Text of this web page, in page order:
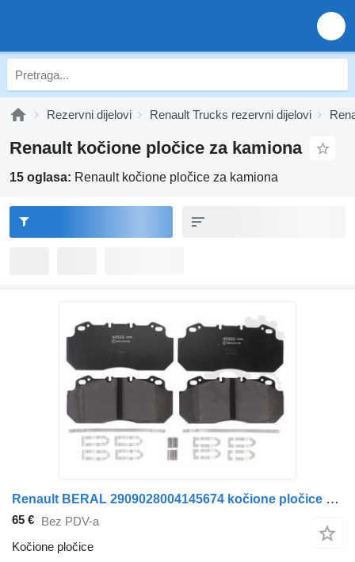
Rezervni dijelovi Renault Trucks rezervni dijelovi
Renault kočione pločice za kamiona
15 oglasa: Renault kočione pločice za kamiona
Renault BERAL 2909028004145674 kočione pločice za Renault AE385/420/520 95- VOLVO B10/12 kamiona
65 € Bez PDV-a
Kočione pločice